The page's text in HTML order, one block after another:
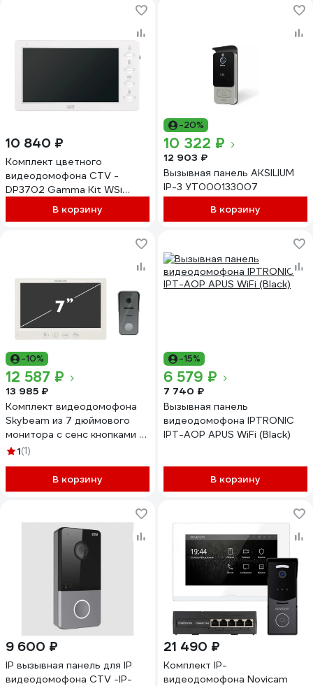
10 840 ₽
Комплект цветного
видеодомофона CTV -
DP3702 Gamma Kit WSi
(вызывная панель -D40 Plus
и монитор -M3702 Gamma),
В корзину
-20%
10 322 ₽
12 903 ₽
Вызывная панель AKSILIUM
IP-3 УТ000133007
В корзину
-10%
12 587 ₽
13 985 ₽
Комплект видеодомофона
Skybeam из 7 дюймового
монитора с сенс кнопками и
вызывной панели, белый
94712HA+94208-1080PWH
1(1)
В корзину
-15%
6 579 ₽
7 740 ₽
Вызывная панель
видеодомофона IPTRONIC
IPT-AOP APUS WiFi (Black)
В корзину
9 600 ₽
IP вызывная панель для IP
видеодомофона CTV -IP-
21 490 ₽
Комплект IP-
видеодомофона Novicam